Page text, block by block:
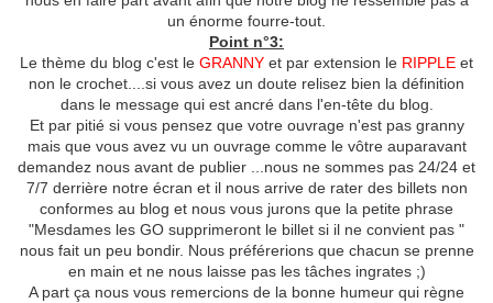
un énorme fourre-tout.
Point n°3:
Le thème du blog c'est le GRANNY et par extension le RIPPLE et
non le crochet....si vous avez un doute relisez bien la définition
dans le message qui est ancré dans l'en-tête du blog.
Et par pitié si vous pensez que votre ouvrage n'est pas granny
mais que vous avez vu un ouvrage comme le vôtre auparavant
demandez nous avant de publier ...nous ne sommes pas 24/24 et
7/7 derrière notre écran et il nous arrive de rater des billets non
conformes au blog et nous vous jurons que la petite phrase
"Mesdames les GO supprimeront le billet si il ne convient pas "
nous fait un peu bondir. Nous préférerions que chacun se prenne
en main et ne nous laisse pas les tâches ingrates ;)
A part ça nous vous remercions de la bonne humeur qui règne